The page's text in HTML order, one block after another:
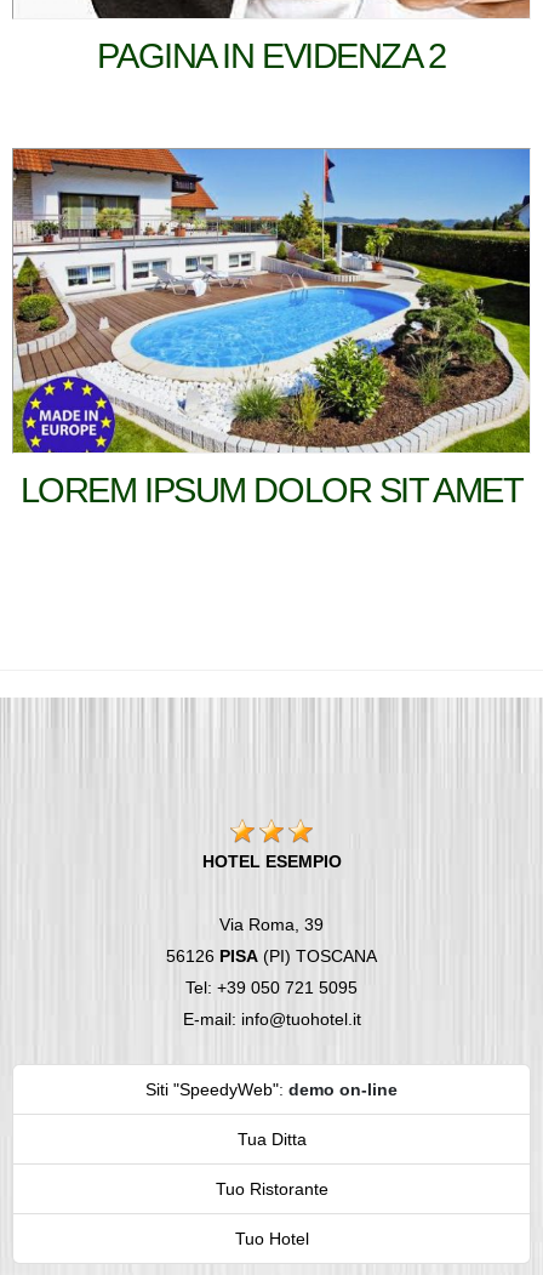
PAGINA IN EVIDENZA 2
LOREM IPSUM DOLOR SIT AMET
HOTEL ESEMPIO
Via Roma, 39
56126 PISA (PI) TOSCANA
Tel: +39 050 721 5095
E-mail: info@tuohotel.it
Siti "SpeedyWeb": demo on-line
Tua Ditta
Tuo Ristorante
Tuo Hotel